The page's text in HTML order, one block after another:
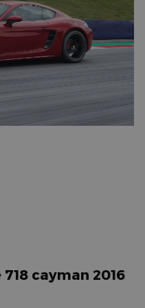
cayman 2016